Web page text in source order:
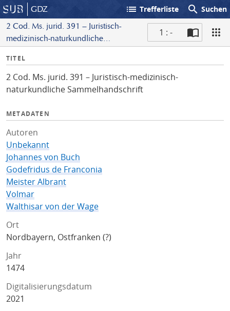
GDZ list Trefferliste search Suchen
2 Cod. Ms. jurid. 391 – Juristisch-
medizinisch-naturkundliche
1 : -
I
f
o
TITEL
2 Cod. Ms. jurid. 391 – Juristisch-medizinisch-
naturkundliche Sammelhandschrift
METADATEN
Autoren
Unbekannt
Johannes von Buch
Godefridus de Franconia
Meister Albrant
Volmar
Walthisar von der Wage
Ort
Nordbayern, Ostfranken (?)
Jahr
1474
Digitalisierungsdatum
2021